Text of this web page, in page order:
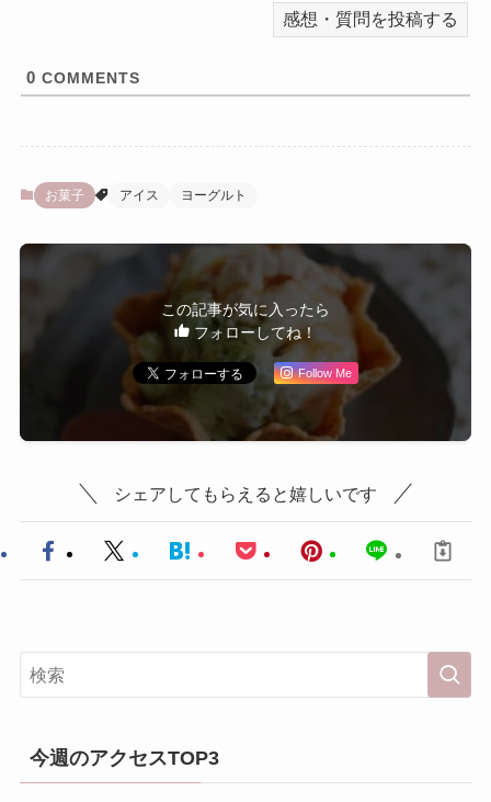
0 COMMENTS
お菓子 アイス ヨーグルト
この記事が気に入ったら
フォローしてね！
Follow Me
シェアしてもらえると嬉しいです
今週のアクセスTOP3